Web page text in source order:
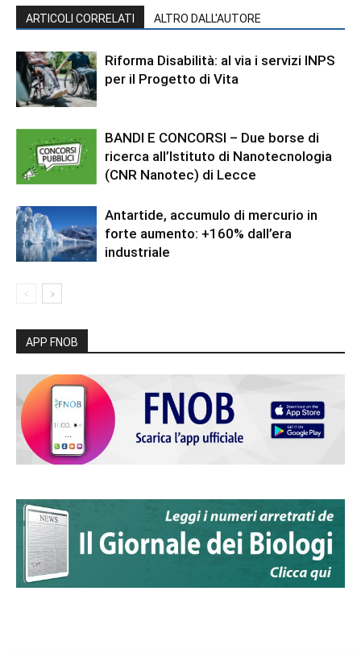
ARTICOLI CORRELATI ALTRO DALL'AUTORE
Riforma Disabilità: al via i servizi INPS
per il Progetto di Vita
BANDI E CONCORSI – Due borse di
ricerca all’Istituto di Nanotecnologia
(CNR Nanotec) di Lecce
Antartide, accumulo di mercurio in
forte aumento: +160% dall’era
industriale
APP FNOB